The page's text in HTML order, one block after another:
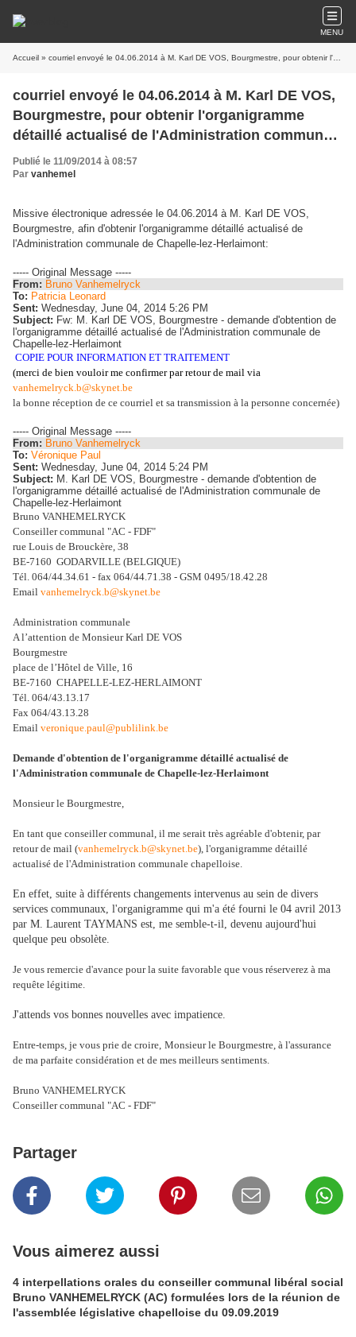
MENU
Accueil » courriel envoyé le 04.06.2014 à M. Karl DE VOS, Bourgmestre, pour obtenir l'organigramme détaillé actualisé de l'Administration communale de Chapelle-lez-Herlaimont
courriel envoyé le 04.06.2014 à M. Karl DE VOS,
Bourgmestre, pour obtenir l'organigramme
détaillé actualisé de l'Administration communale
de Chapelle-lez-Herlaimont
Publié le 11/09/2014 à 08:57
Par vanhemel
Missive électronique adressée le 04.06.2014 à M. Karl DE VOS,
Bourgmestre, afin d'obtenir l'organigramme détaillé actualisé de
l'Administration communale de Chapelle-lez-Herlaimont:
----- Original Message -----
From: Bruno Vanhemelryck
To: Patricia Leonard
Sent: Wednesday, June 04, 2014 5:26 PM
Subject: Fw: M. Karl DE VOS, Bourgmestre - demande d'obtention de
l'organigramme détaillé actualisé de l'Administration communale de
Chapelle-lez-Herlaimont
COPIE POUR INFORMATION ET TRAITEMENT
(merci de bien vouloir me confirmerpar retour de mail via
vanhemelryck.b@skynet.be
la bonne réception de ce courriel et sa transmission à la personne concernée)
----- Original Message -----
From: Bruno Vanhemelryck
To: Véronique Paul
Sent: Wednesday, June 04, 2014 5:24 PM
Subject: M. Karl DE VOS, Bourgmestre - demande d'obtention de
l'organigramme détaillé actualisé de l'Administration communale de
Chapelle-lez-Herlaimont
Bruno VANHEMELRYCK
Conseiller communal "AC - FDF"
rue Louis de Brouckère, 38
BE-7160 GODARVILLE (BELGIQUE)
Tél. 064/44.34.61 - fax 064/44.71.38 - GSM 0495/18.42.28
Email vanhemelryck.b@skynet.be
Administration communale
A l’attention de Monsieur Karl DE VOS
Bourgmestre
place de l’Hôtel de Ville, 16
BE‑7160 CHAPELLE‑LEZ‑HERLAIMONT
Tél. 064/43.13.17
Fax 064/43.13.28
Email veronique.paul@publilink.be
Demande d'obtention de l'organigramme détaillé actualisé de
l'Administration communale de Chapelle-lez-Herlaimont
Monsieur le Bourgmestre,
En tant que conseiller communal, il me serait très agréable d'obtenir, par
retour de mail (vanhemelryck.b@skynet.be), l'organigramme détaillé
actualisé de l'Administration communale chapelloise.
En effet, suite à différents changements intervenus au sein de divers
services communaux, l'organigramme qui m'a été fourni le 04 avril 2013
par M. Laurent TAYMANS est, me semble-t-il, devenu aujourd'hui
quelque peu obsolète.
Je vous remercie d'avance pour la suite favorable que vous réserverez à ma
requête légitime.
J'attends vos bonnes nouvelles avec impatience.
Entre-temps, je vous prie de croire, Monsieur le Bourgmestre, à l'assurance
de ma parfaite considération et de mes meilleurs sentiments.
Bruno VANHEMELRYCK
Conseiller communal "AC - FDF"
Partager
Vous aimerez aussi
4 interpellations orales du conseiller communal libéral social
Bruno VANHEMELRYCK (AC) formulées lors de la réunion de
l'assemblée législative chapelloise du 09.09.2019